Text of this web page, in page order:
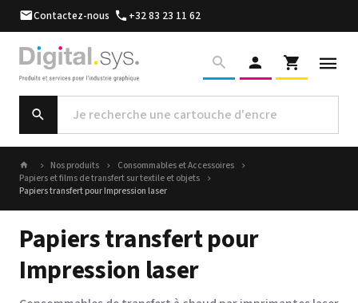
Contactez-nous +32 83 23 11 62
Nos produits
Consommables et Accessoires
Papiers et films de transfert sur textile et objets
Papiers transfert pour Impression laser
Papiers transfert pour
Impression laser